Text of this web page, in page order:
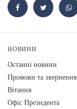
НОВИНИ
Останні новини
Промови та звернення
Вiтання
Офіс Президента